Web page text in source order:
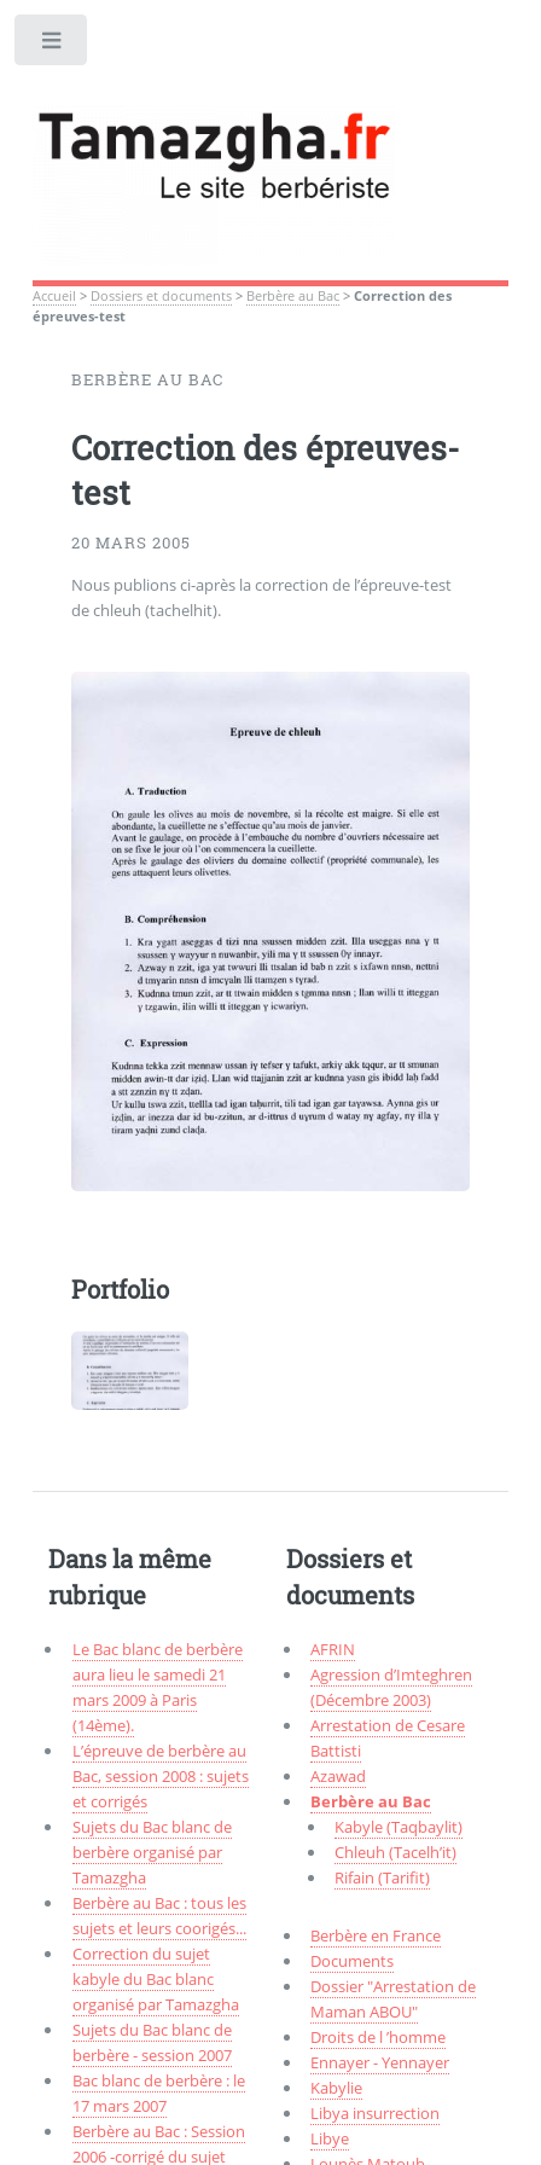
Accueil > Dossiers et documents> Berbère au Bac> Correction des
épreuves-test
BERBÈRE AU BAC
Correction des épreuves-
test
20 MARS 2005
Nous publions ci-après la correction de l’épreuve-test
de chleuh (tachelhit).
Portfolio
Dans la même
rubrique
Le Bac blanc de berbère
aura lieu le samedi 21
mars 2009 à Paris
(14ème).
L’épreuve de berbère au
Bac, session 2008 : sujets
et corrigés
Sujets du Bac blanc de
berbère organisé par
Tamazgha
Berbère au Bac : tous les
sujets et leurs coorigés...
Correction du sujet
kabyle du Bac blanc
organisé par Tamazgha
Sujets du Bac blanc de
berbère - session 2007
Bac blanc de berbère : le
17 mars 2007
Berbère au Bac : Session
2006 -corrigé du sujet
Dossiers et
documents
AFRIN
Agression d’Imteghren
(Décembre 2003)
Arrestation de Cesare
Battisti
Azawad
Berbère au Bac
Kabyle (Taqbaylit)
Chleuh (Tacelh’it)
Rifain (Tarifit)
Berbère en France
Documents
Dossier "Arrestation de
Maman ABOU"
Droits de l ’homme
Ennayer - Yennayer
Kabylie
Libya insurrection
Libye